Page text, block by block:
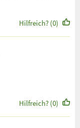
Hilfreich? (0)
Hilfreich? (0)